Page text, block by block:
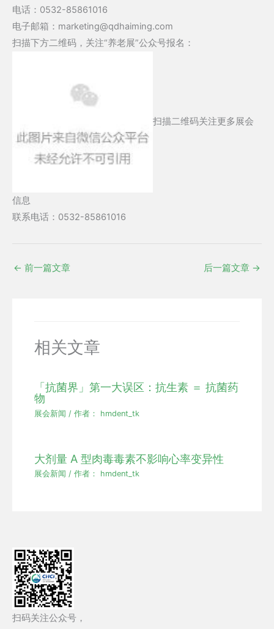
电话：0532-85861016
电子邮箱：marketing@qdhaiming.com
扫描下方二维码，关注“养老展”公众号报名：
扫描二维码关注更多展会
信息
联系电话：0532-85861016
← 前一篇文章 后一篇文章 →
相关文章
「抗菌界」第一大误区：抗生素 ＝ 抗菌药
物
展会新闻 / 作者： hmdent_tk
大剂量 A 型肉毒毒素不影响心率变异性
展会新闻 / 作者： hmdent_tk
扫码关注公众号，